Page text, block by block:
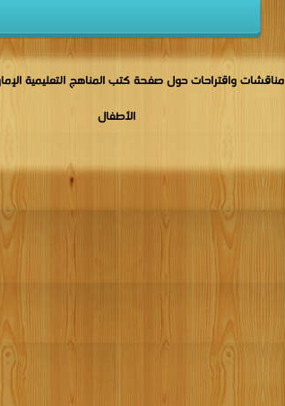
مناقشات واقتراحات حول صفحة كتب المناهج التعليمية
الأطفال